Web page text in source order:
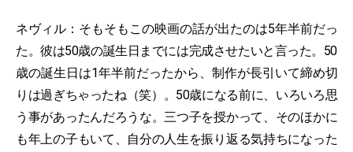
ネヴィル：そもそもこの映画の話が出たのは5年半前だっ
た。彼は50歳の誕生日までには完成させたいと言った。50
歳の誕生日は1年半前だったから、制作が長引いて締め切
りは過ぎちゃったね（笑）。50歳になる前に、いろいろ思
う事があったんだろうな。三つ子を授かって、そのほかに
も年上の子もいて、自分の人生を振り返る気持ちになった